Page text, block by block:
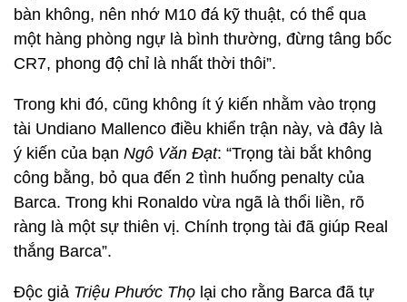
bàn không, nên nhớ M10 đá kỹ thuật, có thể qua
một hàng phòng ngự là bình thường, đừng tâng bốc
CR7, phong độ chỉ là nhất thời thôi”.
Trong khi đó, cũng không ít ý kiến nhằm vào trọng
tài Undiano Mallenco điều khiển trận này, và đây là
ý kiến của bạn Ngô Văn Đạt: “Trọng tài bắt không
công bằng, bỏ qua đến 2 tình huống penalty của
Barca. Trong khi Ronaldo vừa ngã là thổi liền, rõ
ràng là một sự thiên vị. Chính trọng tài đã giúp Real
thắng Barca”.
Độc giả Triệu Phước Thọ lại cho rằng Barca đã tự